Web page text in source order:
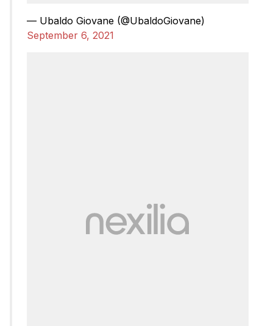
— Ubaldo Giovane (@UbaldoGiovane)
September 6, 2021